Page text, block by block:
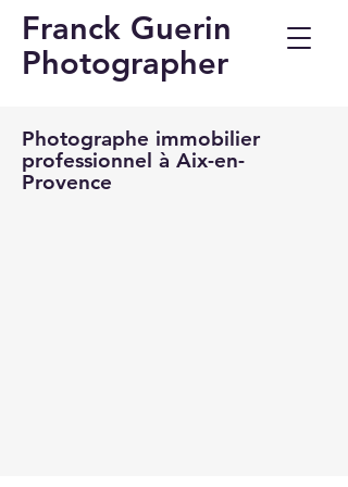
Franck Guerin
Photographer
Photographe immobilier
professionnel à Aix-en-
Provence